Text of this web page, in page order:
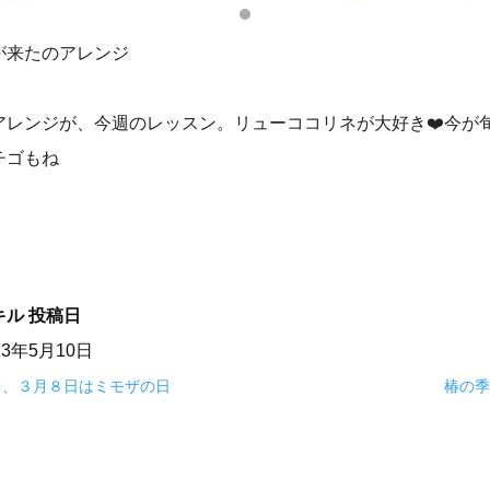
来たのアレンジ
レンジが、今週のレッスン。リューココリネが大好き❤️今が
ゴもね
ル 投稿日
年5月10日
３月８日はミモザの日 椿の